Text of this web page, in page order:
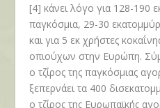
[4] κάνει λόγο για 128-190
παγκόσμια, 29-30
και για 5 εκ χρήστες
οπιούχων στην Ευρώπη.
ο τζίρος της παγκόσμιας
ξεπερνάει τα 400
ο τζίρος της Ευρωπαϊκής